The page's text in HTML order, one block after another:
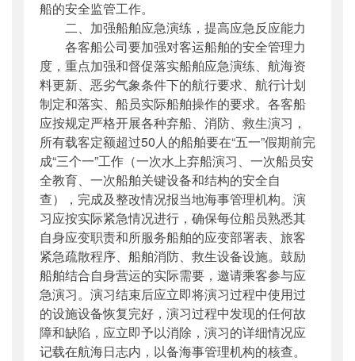
船的安全监管工作。
二、加强船舶应急演练，提高应急反应能力
各客船公司要加强对客运船舶的安全管理力
度，重点加强和督促落实船舶应急演练、航海资
料更新、恶劣气象条件下的航行要求、航行计划
制定和落实、船员实际船舶操作的要求。各客船
应按规定严格开展各种弃船、消防、救生演习，
所有载客定额超过50人的船舶要在“五一”假期前完
成“三个一”工作（一次水上弃船演习、一次船员安
全教育、一次船舶关键设备和结构的安全自
查），完成及整改情况报当地海事管理机构。演
习应按实际紧急情况进行，确保每位船员熟悉其
自身应变职责和所服务船舶的应变部署表、旅客
紧急疏散程序、船舶消防、救生设备设施。鼓励
船舶结合自身营运的实际需要，邀请乘客参与应
急演习。演习结束后应立即将演习过程中使用过
的设施设备恢复完好，演习过程中发现的任何故
障和缺陷，应立即予以消除，演习的详细情况应
记载在航海日志内，以备海事管理机构的核查。